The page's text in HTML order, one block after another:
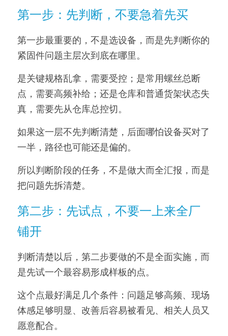
第一步：先判断，不要急着先买
第一步最重要的，不是选设备，而是先判断你的
紧固件问题主层次到底在哪里。
是关键规格乱拿，需要受控；是常用螺丝总断
点，需要高频补给；还是仓库和普通货架状态失
真，需要先从仓库总控切。
如果这一层不先判断清楚，后面哪怕设备买对了
一半，路径也可能还是偏的。
所以判断阶段的任务，不是做大而全汇报，而是
把问题先拆清楚。
第二步：先试点，不要一上来全厂
铺开
判断清楚以后，第二步要做的不是全面实施，而
是先试一个最容易形成样板的点。
这个点最好满足几个条件：问题足够高频、现场
体感足够明显、改善后容易被看见、相关人员又
愿意配合。